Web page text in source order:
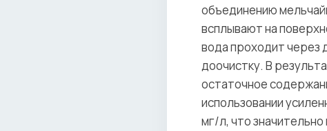
объединению
всплывают на
вода проходит
доочистку. В
остаточное
использовании
мг/л, что